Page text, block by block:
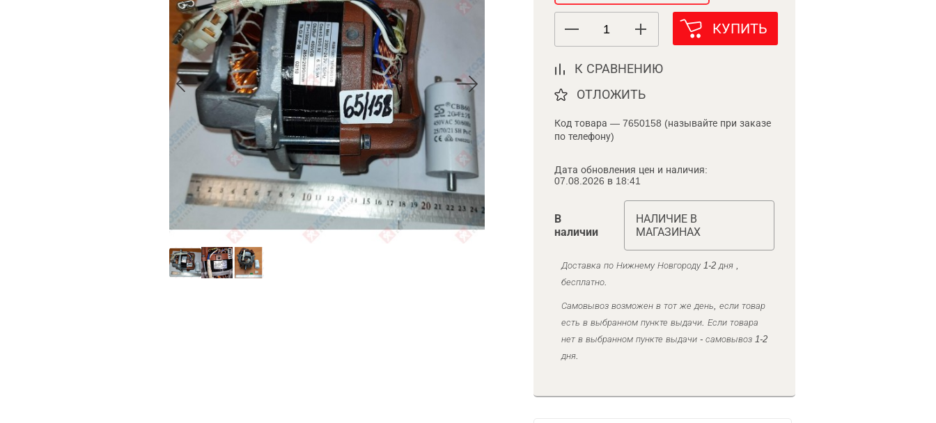
КУПИТЬ
К СРАВНЕНИЮ
ОТЛОЖИТЬ
Код товара — 7650158 (называйте при заказе
по телефону)
Дата обновления цен и наличия:
07.08.2026 в 18:41
В
наличии
НАЛИЧИЕ В
МАГАЗИНАХ
Доставка по Нижнему Новгороду 1-2 дня ,
бесплатно.
Самовывоз возможен в тот же день, если товар
есть в выбранном пункте выдачи. Если товара
нет в выбранном пункте выдачи - самовывоз 1-2
дня.